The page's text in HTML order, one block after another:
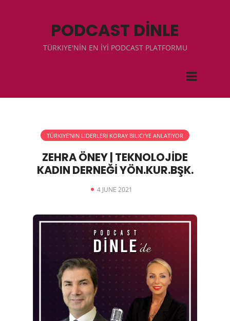
PODCAST DİNLE
TÜRKIYE'NİN EN İYİ PODCAST PLATFORMU
TÜRKIYE'NIN LIDERLERI KORAY BILICI'YE ANLATIYOR
ZEHRA ÖNEY | TEKNOLOJİDE
KADIN DERNEĞİ YÖN.KUR.BŞK.
4 JUNE 2021